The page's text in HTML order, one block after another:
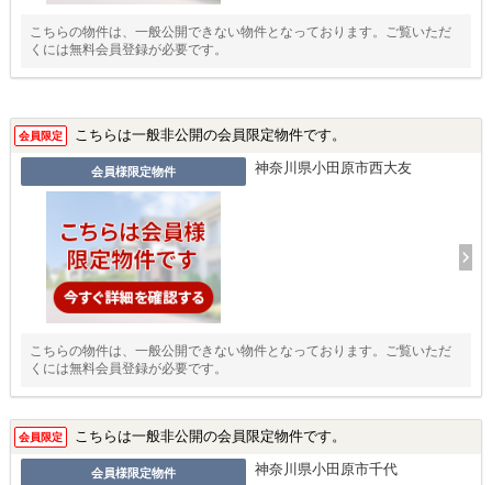
こちらの物件は、一般公開できない物件となっております。ご覧いただ
くには無料会員登録が必要です。
会員限定 こちらは一般非公開の会員限定物件です。
会員様限定物件 神奈川県小田原市西大友
こちらの物件は、一般公開できない物件となっております。ご覧いただ
くには無料会員登録が必要です。
会員限定 こちらは一般非公開の会員限定物件です。
会員様限定物件 神奈川県小田原市千代